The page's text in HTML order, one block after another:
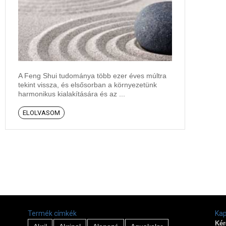
A Feng Shui tudománya több ezer éves múltra
tekint vissza, és elsősorban a környezetünk
harmonikus kialakítására és az ...
ELOLVASOM
Termék címkék